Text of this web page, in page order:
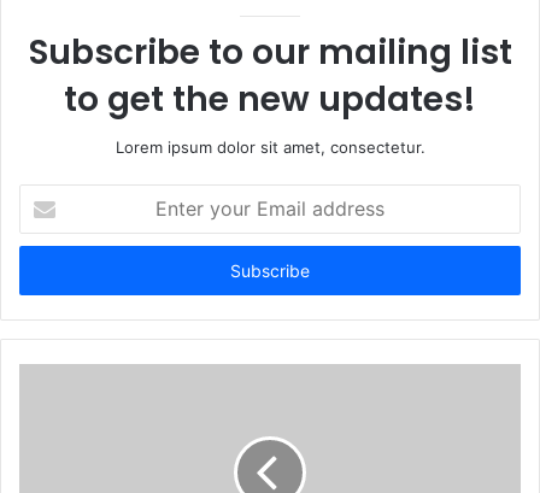
Subscribe to our mailing list
to get the new updates!
Lorem ipsum dolor sit amet, consectetur.
your
Email